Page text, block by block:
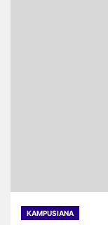
KAMPUSIANA